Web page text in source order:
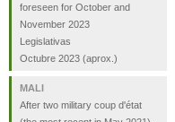
foreseen for October and
November 2023
Legislativas
Octubre 2023 (aprox.)
MALI
After two military coup d'état